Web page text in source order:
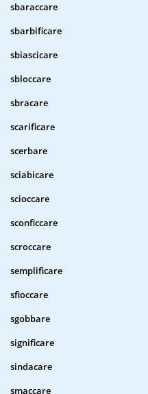
sbaraccare
sbarbificare
sbiascicare
sbloccare
sbracare
scarificare
scerbare
sciabicare
scioccare
sconficcare
scroccare
semplificare
sfioccare
sgobbare
significare
sindacare
smaccare